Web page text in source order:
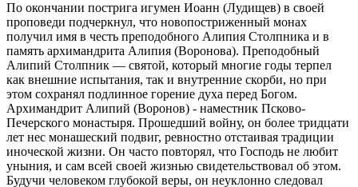
По окончании пострига игумен Иоанн (Лудищев) в своей
проповеди подчеркнул, что новопостриженный монах
получил имя в честь преподобного Алипия Столпника и в
память архимандрита Алипия (Воронова). Преподобный
Алипий Столпник — святой, который многие годы терпел
как внешние испытания, так и внутренние скорби, но при
этом сохранял подлинное горение духа перед Богом.
Архимандрит Алипий (Воронов) - наместник Псково-
Печерского монастыря. Прошедший войну, он более тридцати
лет нес монашеский подвиг, ревностно отстаивая традиции
иноческой жизни. Он часто повторял, что Господь не любит
уныния, и сам всей своей жизнью свидетельствовал об этом.
Будучи человеком глубокой веры, он неуклонно следовал